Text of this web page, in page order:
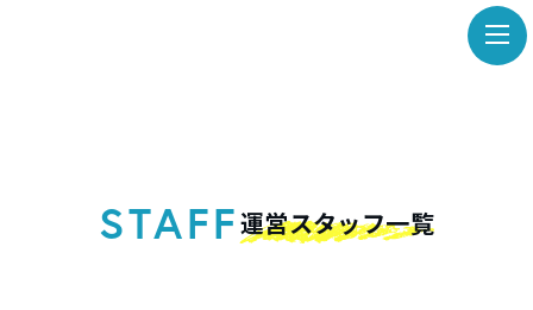
STAFF運営スタッフ一覧